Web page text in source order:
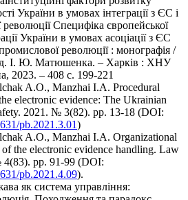
України в умовах інтеграції з ЄС і
Специфіка європейської
України в умовах асоціації з ЄС
революції : монографія /
І. Ю. Матюшенка. – Харків : ХНУ
2023. – 408 с. 199-221
A.O., Manzhai I.A. Procedural
electronic evidence: The Ukrainian
2021. № 3(82). pp. 13-18 (DOI:
pb.2021.3.01)
A.O., Manzhai I.A. Organizational
of the electronic evidence handling. Law
pp. 91-99 (DOI:
pb.2021.4.09).
як система управління: